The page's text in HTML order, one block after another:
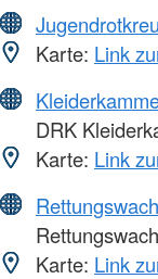
Karte: Link
DRK
Karte: Link
Karte: Link